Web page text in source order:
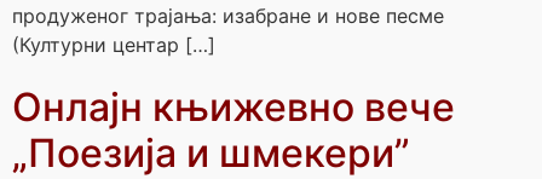
продуженог трајања: изабране и нове песме
(Културни центар […]
Онлајн књижевно вече
„Поезија и шмекери”